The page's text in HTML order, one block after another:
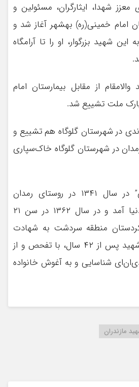
معزز شهدا، ایثارگران، مسئولین و
امام خمینی(ره) بهشهر آغاز شد و
شهید بزرگوار، او را تا آرامگاه
از مقابل بيمارستان امام
ملت تشییع شد.
در شهرستان گلوگاه هم تشییع و
در شهرستان گلوگاه خاک‌سپاری
.”غلامحسین دماوندی” در سال ۱۳۴۱ در روستای رمدان
شهرستان گلوگاه به دنیا آمد و در سال ۱۳۶۲ در سن ۲۱
در لشکر ۲۸ کردستان منطقه سردشت به شهادت
رسید.پیکر مطهر این شهید پس از ۴۲ سال، با تفحص و از
شناسایی و به آغوش خانواده
مازندران